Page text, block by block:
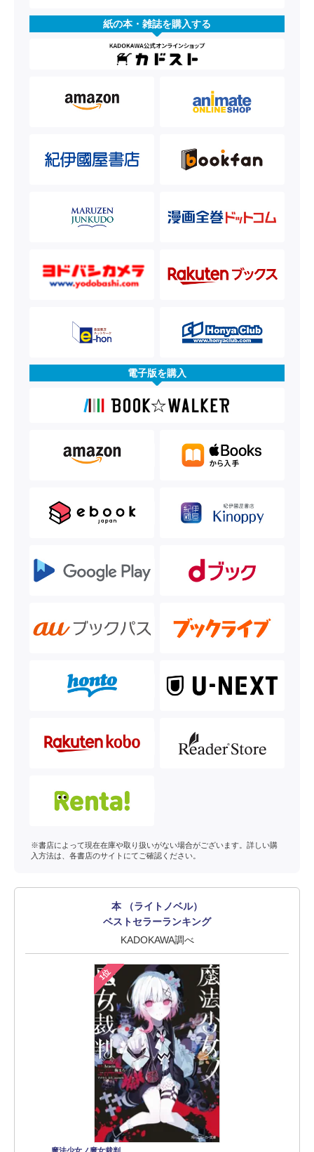
紙の本・雑誌を購入する
電子版を購入
※書店によって現在在庫や取り扱いがない場合がございます。詳しい購
入方法は、各書店のサイトにてご確認ください。
本 （ライトノベル）
ベストセラーランキング
KADOKAWA調べ
1位
魔法少女ノ魔女裁判